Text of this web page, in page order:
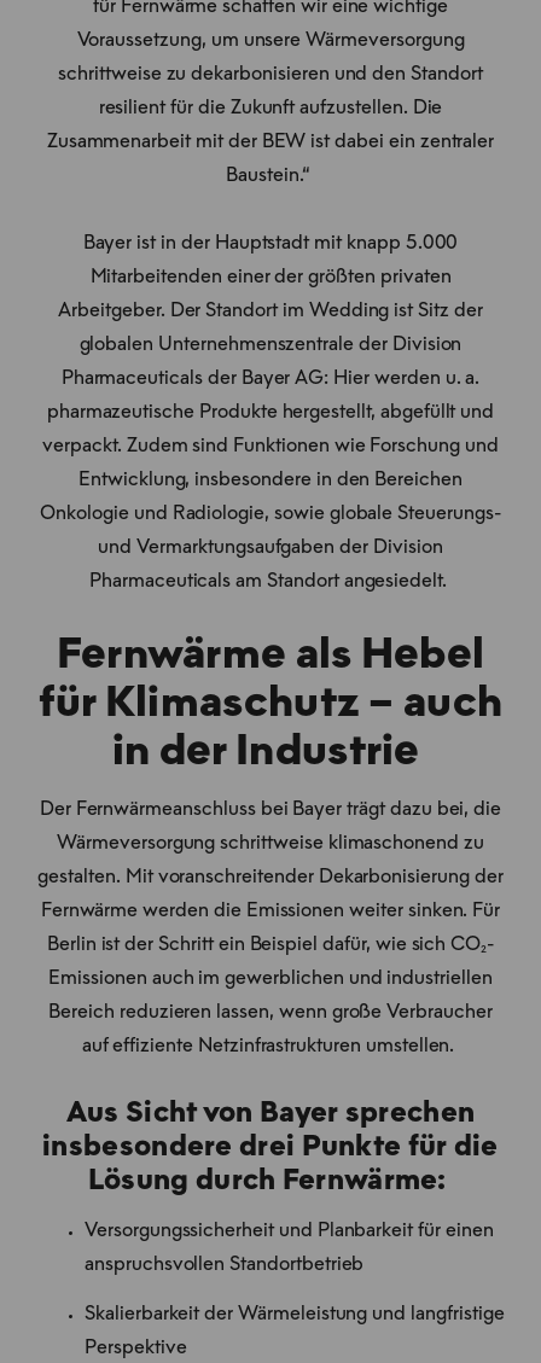
für Fernwärme schaffen wir eine wichtige
Voraussetzung, um unsere Wärmeversorgung
schrittweise zu dekarbonisieren und den Standort
resilient für die Zukunft aufzustellen. Die
Zusammenarbeit mit der BEW ist dabei ein zentraler
Baustein.“
Bayer ist in der Hauptstadt mit knapp 5.000
Mitarbeitenden einer der größten privaten
Arbeitgeber. Der Standort im Wedding ist Sitz der
globalen Unternehmenszentrale der Division
Pharmaceuticals der Bayer AG: Hier werden u. a.
pharmazeutische Produkte hergestellt, abgefüllt und
verpackt. Zudem sind Funktionen wie Forschung und
Entwicklung, insbesondere in den Bereichen
Onkologie und Radiologie, sowie globale Steuerungs-
und Vermarktungsaufgaben der Division
Pharmaceuticals am Standort angesiedelt.
Fernwärme als Hebel
für Klimaschutz – auch
in der Industrie
Der Fernwärmeanschluss bei Bayer trägt dazu bei, die
Wärmeversorgung schrittweise klimaschonend zu
gestalten. Mit voranschreitender Dekarbonisierung der
Fernwärme werden die Emissionen weiter sinken. Für
Berlin ist der Schritt ein Beispiel dafür, wie sich CO₂-
Emissionen auch im gewerblichen und industriellen
Bereich reduzieren lassen, wenn große Verbraucher
auf effiziente Netzinfrastrukturen umstellen.
Aus Sicht von Bayer sprechen
insbesondere drei Punkte für die
Lösung durch Fernwärme:
Versorgungssicherheit und Planbarkeit für einen
anspruchsvollen Standortbetrieb
Skalierbarkeit der Wärmeleistung und langfristige
Perspektive